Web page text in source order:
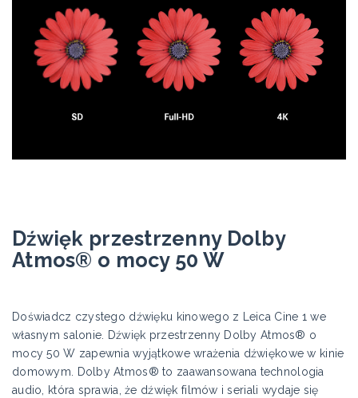
Dźwięk przestrzenny Dolby
Atmos® o mocy 50 W
Doświadcz czystego dźwięku kinowego z Leica Cine 1 we
własnym salonie. Dźwięk przestrzenny Dolby Atmos® o
mocy 50 W zapewnia wyjątkowe wrażenia dźwiękowe w kinie
domowym. Dolby Atmos® to zaawansowana technologia
audio, która sprawia, że dźwięk filmów i seriali wydaje się